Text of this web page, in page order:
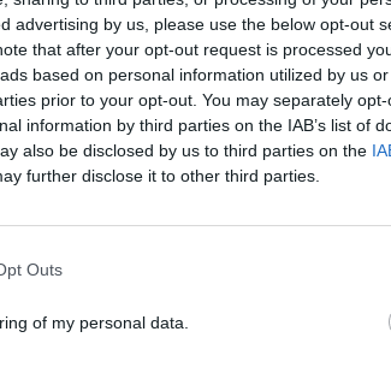
advertising by us, please use the below opt-out
that after your opt-out request is processed
based on personal information utilized by us
prior to your opt-out. You may separately
information by third parties on the IAB’s list of
also be disclosed by us to third parties on the
further disclose it to other third parties.
Outs
of my personal data.
Regisztráció